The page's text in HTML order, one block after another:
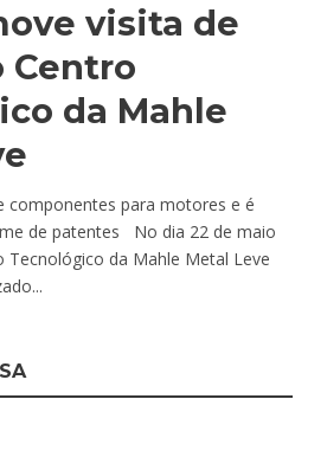
visita de
Centro
da Mahle
componentes para motores e é
de patentes No dia 22 de maio
da Mahle Metal Leve